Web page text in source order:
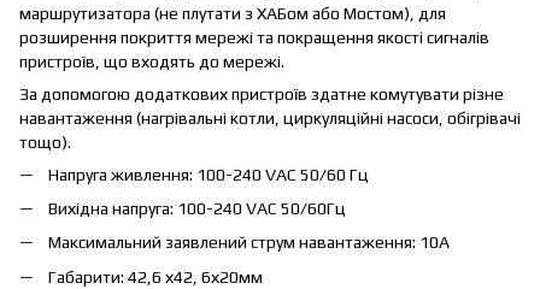
маршрутизатора (не плутати з ХАБом або Мостом), для
розширення покриття мережі та покращення якості сигналів
пристроїв, що входять до мережі.
За допомогою додаткових пристроїв здатне комутувати різне
навантаження (нагрівальні котли, циркуляційні насоси, обігрівачі
тощо).
Напруга живлення: 100-240 VAC 50/60 Гц
Вихідна напруга: 100-240 VAC 50/60Гц
Максимальний заявлений струм навантаження: 10А
Габарити: 42,6 х42, 6х20мм